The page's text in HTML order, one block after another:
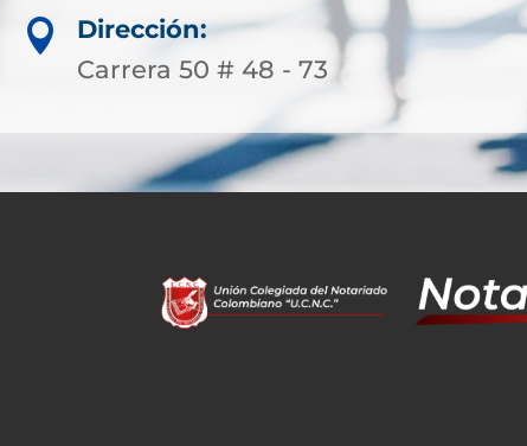

Dirección:
Carrera 50 # 48 - 73